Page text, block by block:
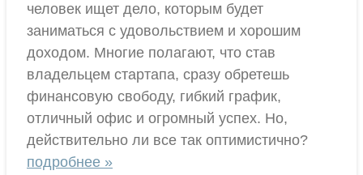
человек ищет дело, которым будет
заниматься с удовольствием и хорошим
доходом. Многие полагают, что став
владельцем стартапа, сразу обретешь
финансовую свободу, гибкий график,
отличный офис и огромный успех. Но,
действительно ли все так оптимистично?
подробнее »